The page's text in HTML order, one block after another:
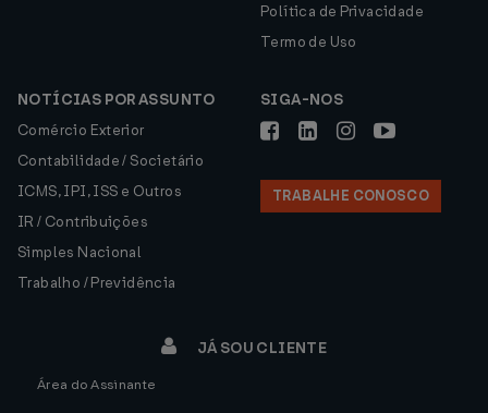
Política de Privacidade
Termo de Uso
NOTÍCIAS POR ASSUNTO
Comércio Exterior
Contabilidade / Societário
ICMS, IPI, ISS e Outros
IR / Contribuições
Simples Nacional
Trabalho / Previdência
SIGA-NOS
TRABALHE CONOSCO
JÁ SOU CLIENTE
Área do Assinante